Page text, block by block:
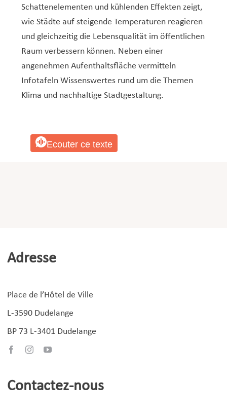
Schattenelementen und kühlenden Effekten zeigt,
wie Städte auf steigende Temperaturen reagieren
und gleichzeitig die Lebensqualität im öffentlichen
Raum verbessern können. Neben einer
angenehmen Aufenthaltsfläche vermitteln
Infotafeln Wissenswertes rund um die Themen
Klima und nachhaltige Stadtgestaltung.
Ecouter ce texte
Adresse
Place de l’Hôtel de Ville
L-3590 Dudelange
BP 73 L-3401 Dudelange
Contactez-nous